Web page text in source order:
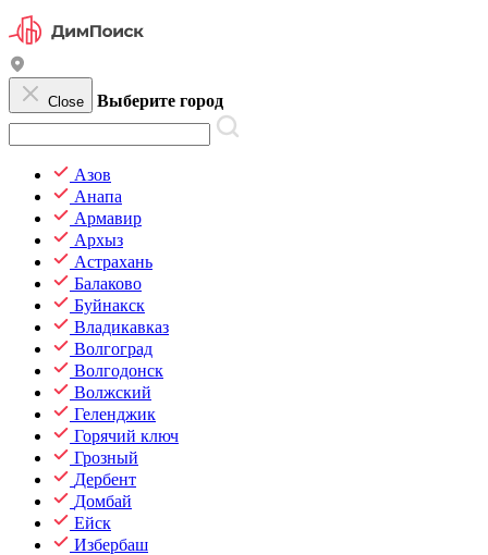
Close Выберите город
Азов
Анапа
Армавир
Архыз
Астрахань
Балаково
Буйнакск
Владикавказ
Волгоград
Волгодонск
Волжский
Геленджик
Горячий ключ
Грозный
Дербент
Домбай
Ейск
Избербаш